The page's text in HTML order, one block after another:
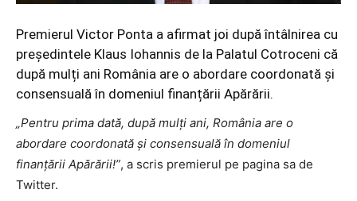
Premierul Victor Ponta a afirmat joi după întâlnirea cu
președintele Klaus Iohannis de la Palatul Cotroceni că
după mulți ani România are o abordare coordonată și
consensuală în domeniul finanțării Apărării.
„Pentru prima dată, după mulți ani, România are o
abordare coordonată și consensuală în domeniul
finanțării Apărării!”, a scris premierul pe pagina sa de
Twitter.